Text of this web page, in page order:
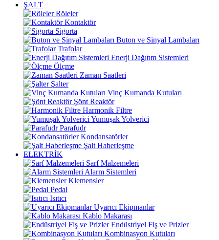
ŞALT
Röleler
Kontaktör
Sigorta
Buton ve Sinyal Lambaları
Trafolar
Enerji Dağıtım Sistemleri
Ölçme
Zaman Saatleri
Şalter
Vinç Kumanda Kutuları
Şönt Reaktör
Harmonik Filtre
Yumuşak Yolverici
Parafudr
Kondansatörler
Şalt Haberleşme
ELEKTRİK
Sarf Malzemeleri
Alarm Sistemleri
Klemensler
Pedal
Isıtıcı
Uyarıcı Ekipmanlar
Kablo Makarası
Endüstriyel Fiş ve Prizler
Kombinasyon Kutuları